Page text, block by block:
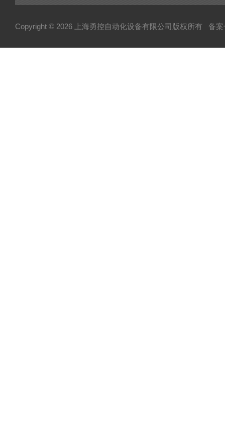
Copyright © 2026 上海勇控自动化设备有限公司版权所有 备案